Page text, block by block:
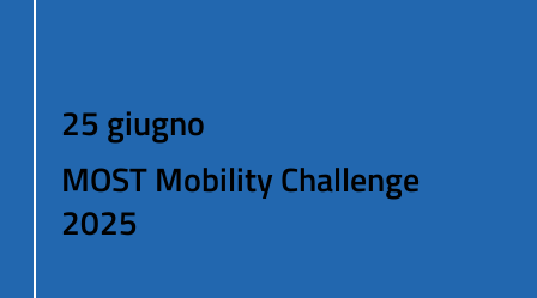
25 giugno
MOST Mobility Challenge
2025